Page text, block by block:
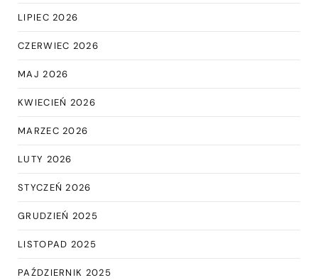
LIPIEC 2026
CZERWIEC 2026
MAJ 2026
KWIECIEŃ 2026
MARZEC 2026
LUTY 2026
STYCZEŃ 2026
GRUDZIEŃ 2025
LISTOPAD 2025
PAŹDZIERNIK 2025